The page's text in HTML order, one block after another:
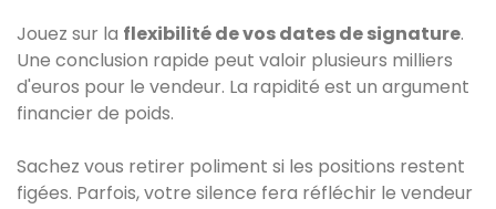
Jouez sur la flexibilité de vos dates de signature.
Une conclusion rapide peut valoir plusieurs milliers
d'euros pour le vendeur. La rapidité est un argument
financier de poids.
Sachez vous retirer poliment si les positions restent
figées. Parfois, votre silence fera réfléchir le vendeur